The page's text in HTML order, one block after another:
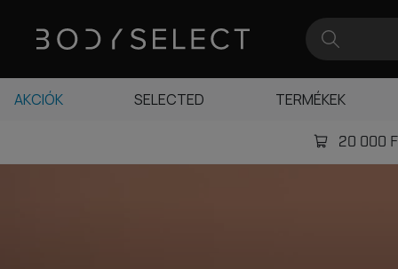
20 000
AKCIÓK SELECTED TERMÉKEK